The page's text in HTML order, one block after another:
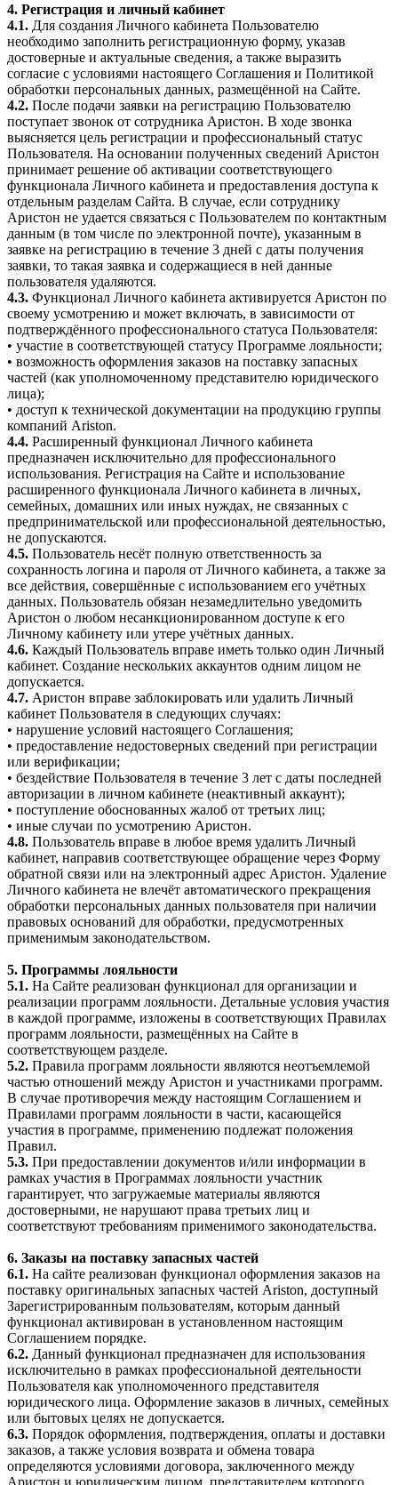
4. Регистрация и личный кабинет
4.1. Для создания Личного кабинета Пользователю
необходимо заполнить регистрационную форму, указав
достоверные и актуальные сведения, а также выразить
согласие с условиями настоящего Соглашения и Политикой
обработки персональных данных, размещённой на Сайте.
4.2. После подачи заявки на регистрацию Пользователю
поступает звонок от сотрудника Аристон. В ходе звонка
выясняется цель регистрации и профессиональный статус
Пользователя. На основании полученных сведений Аристон
принимает решение об активации соответствующего
функционала Личного кабинета и предоставления доступа к
отдельным разделам Сайта. В случае, если сотруднику
Аристон не удается связаться с Пользователем по контактным
данным (в том числе по электронной почте), указанным в
заявке на регистрацию в течение 3 дней с даты получения
заявки, то такая заявка и содержащиеся в ней данные
пользователя удаляются.
4.3. Функционал Личного кабинета активируется Аристон по
своему усмотрению и может включать, в зависимости от
подтверждённого профессионального статуса Пользователя:
• участие в соответствующей статусу Программе лояльности;
• возможность оформления заказов на поставку запасных
частей (как уполномоченному представителю юридического
лица);
• доступ к технической документации на продукцию группы
компаний Ariston.
4.4. Расширенный функционал Личного кабинета
предназначен исключительно для профессионального
использования. Регистрация на Сайте и использование
расширенного функционала Личного кабинета в личных,
семейных, домашних или иных нуждах, не связанных с
предпринимательской или профессиональной деятельностью,
не допускаются.
4.5. Пользователь несёт полную ответственность за
сохранность логина и пароля от Личного кабинета, а также за
все действия, совершённые с использованием его учётных
данных. Пользователь обязан незамедлительно уведомить
Аристон о любом несанкционированном доступе к его
Личному кабинету или утере учётных данных.
4.6. Каждый Пользователь вправе иметь только один Личный
кабинет. Создание нескольких аккаунтов одним лицом не
допускается.
4.7. Аристон вправе заблокировать или удалить Личный
кабинет Пользователя в следующих случаях:
• нарушение условий настоящего Соглашения;
• предоставление недостоверных сведений при регистрации
или верификации;
• бездействие Пользователя в течение 3 лет с даты последней
авторизации в личном кабинете (неактивный аккаунт);
• поступление обоснованных жалоб от третьих лиц;
• иные случаи по усмотрению Аристон.
4.8. Пользователь вправе в любое время удалить Личный
кабинет, направив соответствующее обращение через Форму
обратной связи или на электронный адрес Аристон. Удаление
Личного кабинета не влечёт автоматического прекращения
обработки персональных данных пользователя при наличии
правовых оснований для обработки, предусмотренных
применимым законодательством.
5. Программы лояльности
5.1. На Сайте реализован функционал для организации и
реализации программ лояльности. Детальные условия участия
в каждой программе, изложены в соответствующих Правилах
программ лояльности, размещённых на Сайте в
соответствующем разделе.
5.2. Правила программ лояльности являются неотъемлемой
частью отношений между Аристон и участниками программ.
В случае противоречия между настоящим Соглашением и
Правилами программ лояльности в части, касающейся
участия в программе, применению подлежат положения
Правил.
5.3. При предоставлении документов и/или информации в
рамках участия в Программах лояльности участник
гарантирует, что загружаемые материалы являются
достоверными, не нарушают права третьих лиц и
соответствуют требованиям применимого законодательства.
6. Заказы на поставку запасных частей
6.1. На сайте реализован функционал оформления заказов на
поставку оригинальных запасных частей Ariston, доступный
Зарегистрированным пользователям, которым данный
функционал активирован в установленном настоящим
Соглашением порядке.
6.2. Данный функционал предназначен для использования
исключительно в рамках профессиональной деятельности
Пользователя как уполномоченного представителя
юридического лица. Оформление заказов в личных, семейных
или бытовых целях не допускается.
6.3. Порядок оформления, подтверждения, оплаты и доставки
заказов, а также условия возврата и обмена товара
определяются условиями договора, заключенного между
Аристон и юридическим лицом, представителем которого